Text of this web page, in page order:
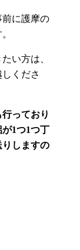
に護摩の
い方は、
くださ
っており
1つ1つ丁
しますの